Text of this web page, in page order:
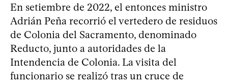
En setiembre de 2022, el entonces ministro
Adrián Peña recorrió el vertedero de residuos
de Colonia del Sacramento, denominado
Reducto, junto a autoridades de la
Intendencia de Colonia. La visita del
funcionario se realizó tras un cruce de